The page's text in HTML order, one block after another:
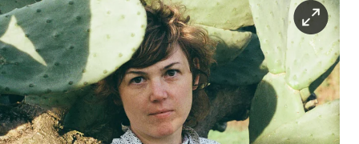
sport
berlin
nord
wahrheit